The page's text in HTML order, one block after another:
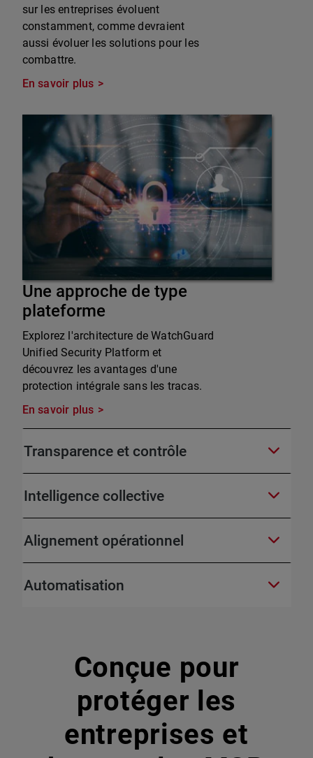
sur les entreprises évoluent
constamment, comme devraient
aussi évoluer les solutions pour les
combattre.
En savoir plus
Une approche de type
plateforme
Explorez l'architecture de WatchGuard
Unified Security Platform et
découvrez les avantages d'une
protection intégrale sans les tracas.
En savoir plus
Transparence et contrôle
Intelligence collective
Alignement opérationnel
Automatisation
Conçue pour
protéger les
entreprises et